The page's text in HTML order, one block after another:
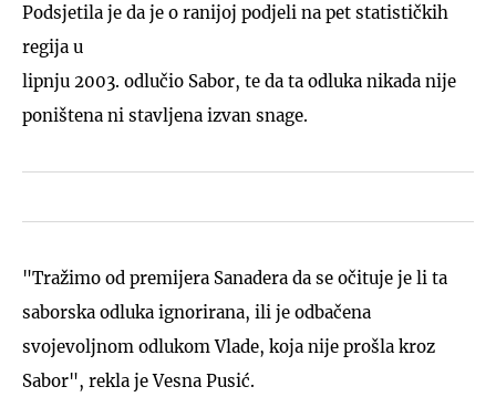
Podsjetila je da je o ranijoj podjeli na pet statističkih
regija u
lipnju 2003. odlučio Sabor, te da ta odluka nikada nije
poništena ni stavljena izvan snage.
"Tražimo od premijera Sanadera da se očituje je li ta
saborska odluka ignorirana, ili je odbačena
svojevoljnom odlukom Vlade, koja nije prošla kroz
Sabor", rekla je Vesna Pusić.